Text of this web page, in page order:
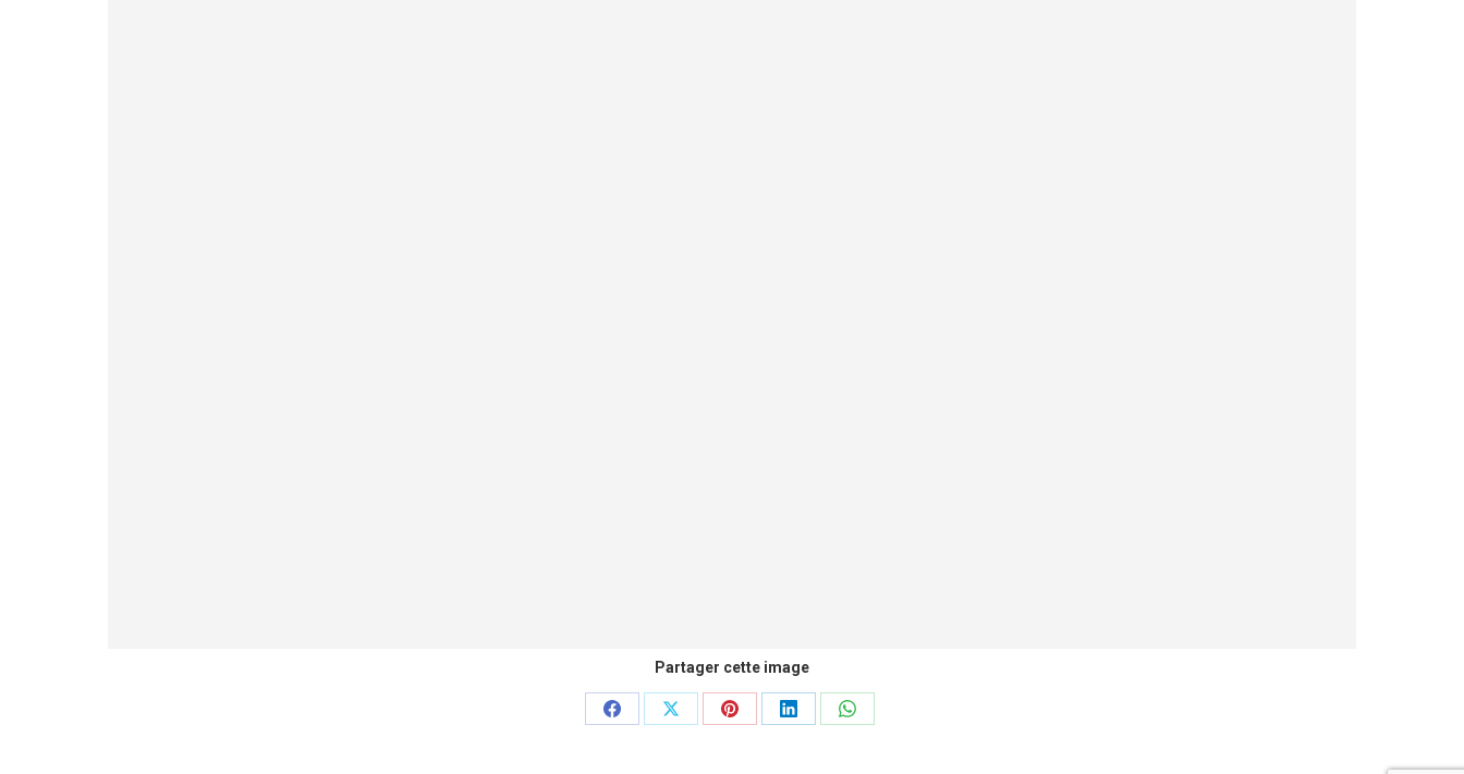
Partager cette image
PartagerPartagerPartagerPartagerPartager